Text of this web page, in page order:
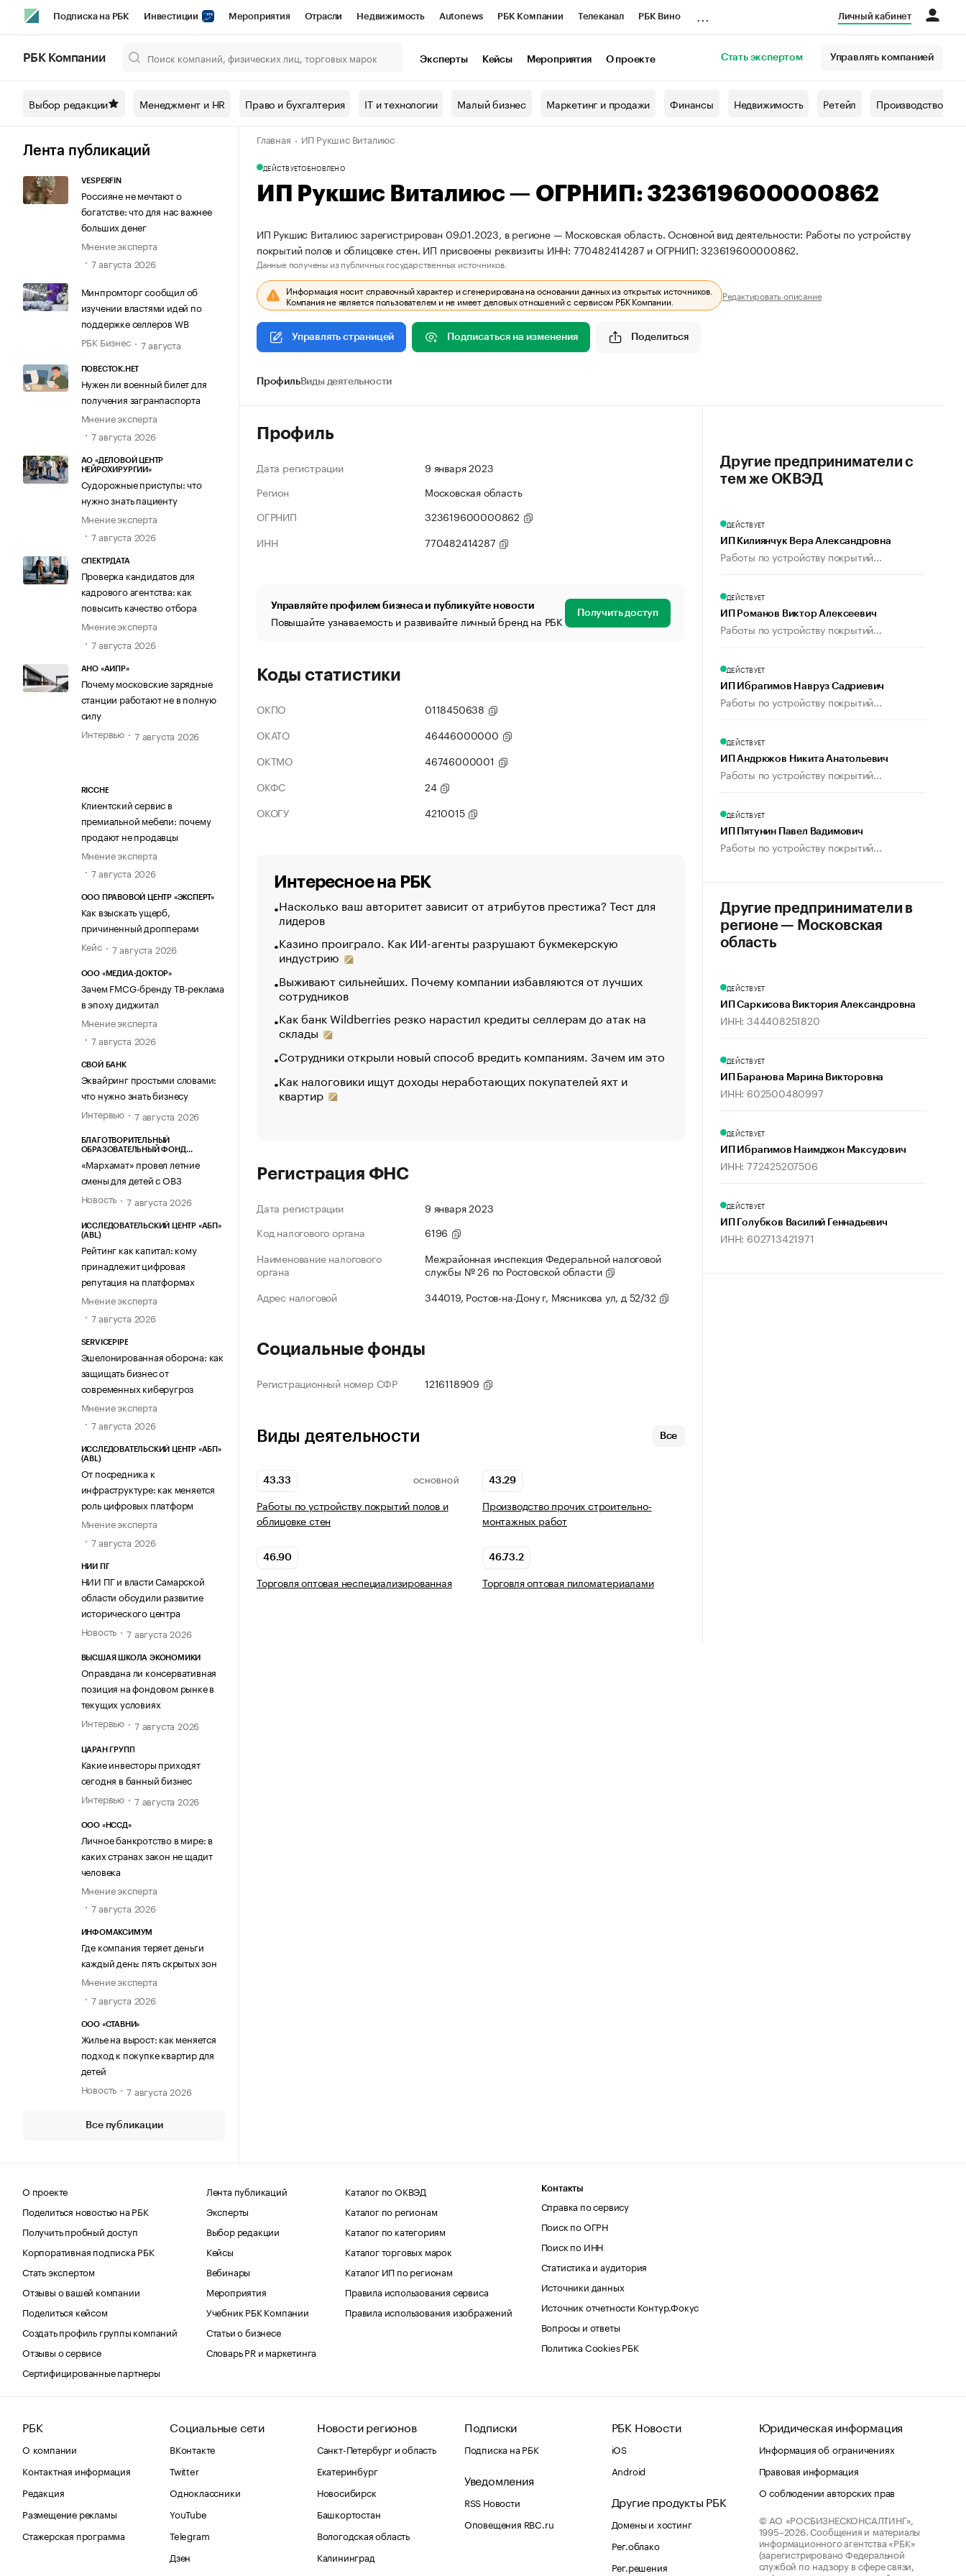
Подписка на РБК Инвестиции Мероприятия Отрасли Недвижимость Autonews РБК Компании Телеканал РБК Вино
Спецпроекты СПб Конференции СПб Спецпроекты Проверка контрагентов
Технологии и медиа Рынок наличной валюты
Личный кабинет
РБК Компании Эксперты Кейсы Мероприятия О проекте Стать экспертом Управлять компанией
Выбор редакции Менеджмент и HR Право и бухгалтерия IT и технологии Малый бизнес Маркетинг и продажи Финансы Недвижимость Ретейл Производство
Лента публикаций
VESPERFIN
Россияне не мечтают о
богатстве: что для нас важнее
больших денег
Мнение эксперта
7 августа 2026
Минпромторг сообщил об
изучении властями идей по
поддержке селлеров WB
РБК Бизнес
7 августа
ПОВЕСТОК.НЕТ
Нужен ли военный билет для
получения загранпаспорта
Мнение эксперта
7 августа 2026
АО «ДЕЛОВОЙ ЦЕНТР
НЕЙРОХИРУРГИИ»
Судорожные приступы: что
нужно знать пациенту
Мнение эксперта
7 августа 2026
СПЕКТРДАТА
Проверка кандидатов для
кадрового агентства: как
повысить качество отбора
Мнение эксперта
7 августа 2026
АНО «АИПР»
Почему московские зарядные
станции работают не в полную
силу
Интервью
7 августа 2026
RICCHE
Клиентский сервис в
премиальной мебели: почему
продают не продавцы
Мнение эксперта
7 августа 2026
ООО ПРАВОВОЙ ЦЕНТР «ЭКСПЕРТ»
Как взыскать ущерб,
причиненный дропперами
Кейс
7 августа 2026
ООО «МЕДИА-ДОКТОР»
Зачем FMCG-бренду ТВ-реклама
в эпоху диджитал
Мнение эксперта
7 августа 2026
СВОЙ БАНК
Эквайринг простыми словами:
что нужно знать бизнесу
Интервью
7 августа 2026
БЛАГОТВОРИТЕЛЬНЫЙ
ОБРАЗОВАТЕЛЬНЫЙ ФОНД
«Мархамат» провел летние
смены для детей с ОВЗ
Новость
7 августа 2026
ИССЛЕДОВАТЕЛЬСКИЙ ЦЕНТР «АБП»
(ABL)
Рейтинг как капитал: кому
принадлежит цифровая
репутация на платформах
Мнение эксперта
7 августа 2026
SERVICEPIPE
Эшелонированная оборона: как
защищать бизнес от
современных киберугроз
Мнение эксперта
7 августа 2026
ИССЛЕДОВАТЕЛЬСКИЙ ЦЕНТР «АБП»
(ABL)
От посредника к
инфраструктуре: как меняется
роль цифровых платформ
Мнение эксперта
7 августа 2026
НИИ ПГ
НИИ ПГ и власти Самарской
области обсудили развитие
исторического центра
Новость
7 августа 2026
ВЫСШАЯ ШКОЛА ЭКОНОМИКИ
Оправдана ли консервативная
позиция на фондовом рынке в
текущих условиях
Интервью
7 августа 2026
ЦАРАН ГРУПП
Какие инвесторы приходят
сегодня в банный бизнес
Интервью
7 августа 2026
ООО «НССД»
Личное банкротство в мире: в
каких странах закон не щадит
человека
Мнение эксперта
7 августа 2026
ИНФОМАКСИМУМ
Где компания теряет деньги
каждый день: пять скрытых зон
Мнение эксперта
7 августа 2026
ООО «СТАВНИ»
Жилье на вырост: как меняется
подход к покупке квартир для
детей
Новость
7 августа 2026
Все публикации
Главная ИП Рукшис Виталиюс
ДЕЙСТВУЕТОБНОВЛЕНО
ИП Рукшис Виталиюс — ОГРНИП: 323619600000862
ИП Рукшис Виталиюс зарегистрирован 09.01.2023, в регионе — Московская область. Основной вид деятельности: Работы по устройству
покрытий полов и облицовке стен. ИП присвоены реквизиты ИНН: 770482414287 и ОГРНИП: 323619600000862.
Данные получены из публичных государственных источников.
Информация носит справочный характер и сгенерирована на основании данных из открытых источников.
Компания не является пользователем и не имеет деловых отношений с сервисом РБК Компании. Редактировать описание
Управлять страницей Подписаться на изменения Поделиться
ПрофильВиды деятельности
Профиль
Дата регистрации
9 января 2023
Регион
Московская область
ОГРНИП
323619600000862
ИНН
770482414287
Управляйте профилем бизнеса и публикуйте новости
Повышайте узнаваемость и развивайте личный бренд на РБК Получить доступ
Коды статистики
ОКПО
0118450638
ОКАТО
46446000000
ОКТМО
46746000001
ОКФС
24
ОКОГУ
4210015
Интересное на РБК
Насколько ваш авторитет зависит от атрибутов престижа? Тест для
лидеров
Казино проиграло. Как ИИ-агенты разрушают букмекерскую
индустрию
Выживают сильнейших. Почему компании избавляются от лучших
сотрудников
Как банк Wildberries резко нарастил кредиты селлерам до атак на
склады
Сотрудники открыли новый способ вредить компаниям. Зачем им это
Как налоговики ищут доходы неработающих покупателей яхт и
квартир
«От спорта тело стареет иначе». Как живет глава
создавшей GTA
«Деньги будут не нужны»: что рассказал Маск в
Функции менеджмента: пять ключевых основ
управления
ЕС разрешил конфискацию российской нефти —
Стресс обеспеченных людей: почему рост доходов
Что обвинения против Павла Дурова значат для
Регистрация ФНС
Дата регистрации
9 января 2023
Код налогового органа
6196
Наименование налогового
органа
Межрайонная инспекция Федеральной налоговой
службы № 26 по Ростовской области
Адрес налоговой
344019, Ростов-на-Дону г, Мясникова ул, д 52/32
Социальные фонды
Регистрационный номер СФР 1216118909
Виды деятельности Все
43.33 ОСНОВНОЙ
Работы по устройству покрытий полов и
облицовке стен
43.29
Производство прочих строительно-
монтажных работ
46.90
Торговля оптовая неспециализированная
46.73.2
Торговля оптовая пиломатериалами
Другие предприниматели с
тем же ОКВЭД
ДЕЙСТВУЕТ
ИП Килиянчук Вера Александровна
Работы по устройству покрытий...
ДЕЙСТВУЕТ
ИП Романов Виктор Алексеевич
Работы по устройству покрытий...
ДЕЙСТВУЕТ
ИП Ибрагимов Навруз Садриевич
Работы по устройству покрытий...
ДЕЙСТВУЕТ
ИП Андрюков Никита Анатольевич
Работы по устройству покрытий...
ДЕЙСТВУЕТ
ИП Пятунин Павел Вадимович
Работы по устройству покрытий...
Другие предприниматели в
регионе — Московская
область
ДЕЙСТВУЕТ
ИП Саркисова Виктория Александровна
ИНН: 344408251820
ДЕЙСТВУЕТ
ИП Баранова Марина Викторовна
ИНН: 602500480997
ДЕЙСТВУЕТ
ИП Ибрагимов Наимджон Максудович
ИНН: 772425207506
ДЕЙСТВУЕТ
ИП Голубков Василий Геннадьевич
ИНН: 602713421971
О проекте
Поделиться новостью на РБК
Получить пробный доступ
Корпоративная подписка РБК
Стать экспертом
Отзывы о вашей компании
Поделиться кейсом
Создать профиль группы компаний
Отзывы о сервисе
Сертифицированные партнеры
Лента публикаций
Эксперты
Выбор редакции
Кейсы
Вебинары
Мероприятия
Учебник РБК Компании
Статьи о бизнесе
Словарь PR и маркетинга
Каталог по ОКВЭД
Каталог по регионам
Каталог по категориям
Каталог торговых марок
Каталог ИП по регионам
Правила использования сервиса
Правила использования изображений
Контакты
Справка по сервису
Поиск по ОГРН
Поиск по ИНН
Статистика и аудитория
Источники данных
Источник отчетности Контур.Фокус
Вопросы и ответы
Политика Cookies РБК
РБК
О компании
Контактная информация
Редакция
Размещение рекламы
Стажерская программа
Социальные сети
ВКонтакте
Twitter
Одноклассники
YouTube
Telegram
Дзен
Новости регионов
Санкт-Петербург и область
Екатеринбург
Новосибирск
Башкортостан
Вологодская область
Калининград
Подписки
Подписка на РБК
Уведомления
RSS Новости
Оповещения RBC.ru
РБК Новости
iOS
Android
Другие продукты РБК
Домены и хостинг
Рег.облако
Рег.решения
Юридическая информация
Информация об ограничениях
Правовая информация
О соблюдении авторских прав
© АО «РОСБИЗНЕСКОНСАЛТИНГ»,
1995–2026. Сообщения и материалы
информационного агентства «РБК»
(зарегистрировано Федеральной
службой по надзору в сфере связи,